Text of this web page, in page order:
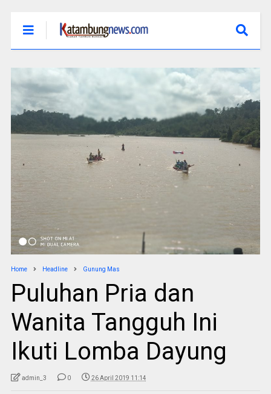
Home Headline Gunung Mas
Puluhan Pria dan
Wanita Tangguh Ini
Ikuti Lomba Dayung
admin_3 0 26 April 2019 11:14